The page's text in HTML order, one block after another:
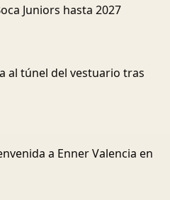
Juniors hasta 2027
al túnel del vestuario tras
a Enner Valencia en